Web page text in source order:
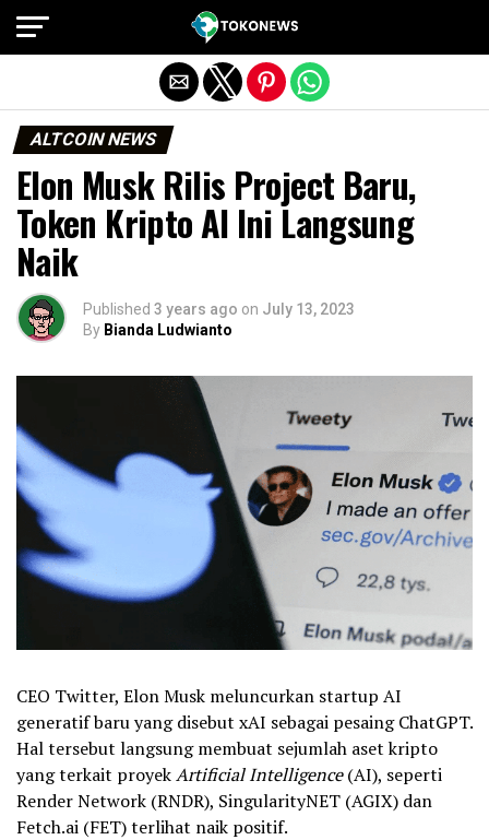
ALTCOIN NEWS
Elon Musk Rilis Project Baru,
Token Kripto AI Ini Langsung
Naik
Published 3 years ago on July 13, 2023
By Bianda Ludwianto
CEO Twitter, Elon Musk meluncurkan startup AI
generatif baru yang disebut xAI sebagai pesaing ChatGPT.
Hal tersebut langsung membuat sejumlah aset kripto
yang terkait proyekArtificial Intelligence(AI), seperti
Render Network (RNDR), SingularityNET (AGIX) dan
Fetch.ai (FET) terlihat naik positif.
Exit mobile version